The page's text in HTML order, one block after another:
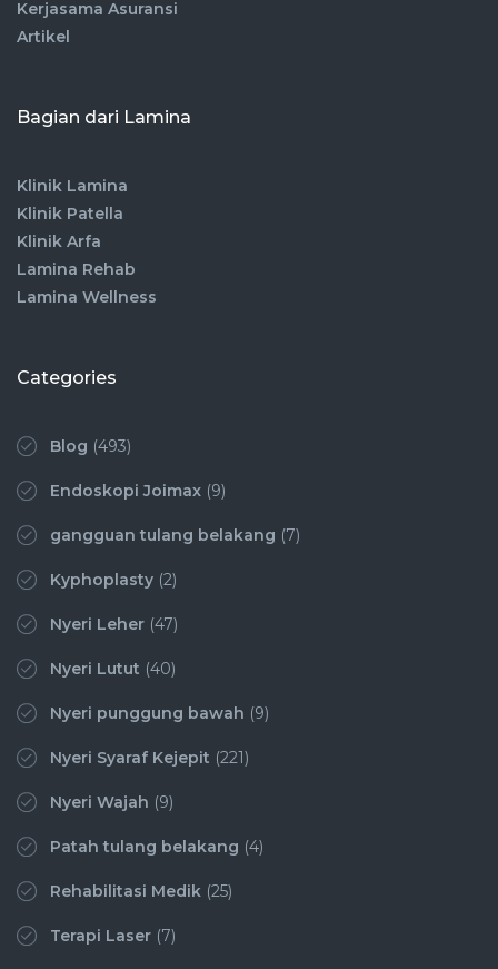
Kerjasama Asuransi
Artikel
Bagian dari Lamina
Klinik Lamina
Klinik Patella
Klinik Arfa
Lamina Rehab
Lamina Wellness
Categories
Blog (493)
Endoskopi Joimax (9)
gangguan tulang belakang (7)
Kyphoplasty (2)
Nyeri Leher (47)
Nyeri Lutut (40)
Nyeri punggung bawah (9)
Nyeri Syaraf Kejepit (221)
Nyeri Wajah (9)
Patah tulang belakang (4)
Rehabilitasi Medik (25)
Terapi Laser (7)